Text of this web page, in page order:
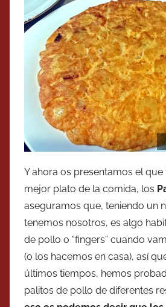
Y ahora os presentamos el que
mejor plato de la comida, los
aseguramos que, teniendo un
tenemos nosotros, es algo
de pollo o “fingers” cuando
(o los hacemos en casa), así
últimos tiempos, hemos
palitos de pollo de diferentes